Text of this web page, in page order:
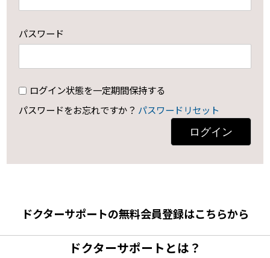
パスワード
ログイン状態を一定期間保持する
パスワードをお忘れですか？ パスワードリセット
ログイン
ドクターサポートの無料会員登録はこちらから
ドクターサポートとは？